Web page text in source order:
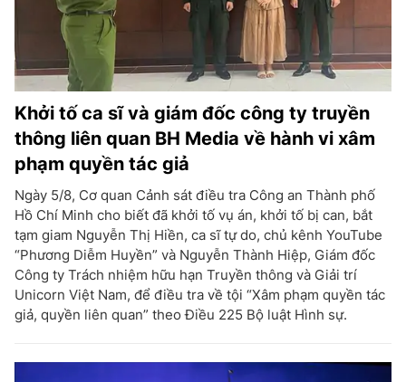
Khởi tố ca sĩ và giám đốc công ty truyền
thông liên quan BH Media về hành vi xâm
phạm quyền tác giả
Ngày 5/8, Cơ quan Cảnh sát điều tra Công an Thành phố
Hồ Chí Minh cho biết đã khởi tố vụ án, khởi tố bị can, bắt
tạm giam Nguyễn Thị Hiền, ca sĩ tự do, chủ kênh YouTube
“Phương Diễm Huyền” và Nguyễn Thành Hiệp, Giám đốc
Công ty Trách nhiệm hữu hạn Truyền thông và Giải trí
Unicorn Việt Nam, để điều tra về tội “Xâm phạm quyền tác
giả, quyền liên quan” theo Điều 225 Bộ luật Hình sự.